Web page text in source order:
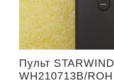
Пульт STARWIND
WH210713B/ROH